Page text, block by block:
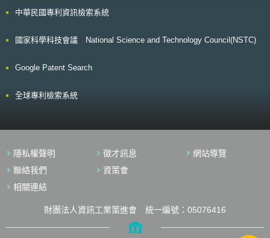
中華民國專利資訊檢索系統
國家科學科技會議 National Science and Technology Council(NSTC)
Google Patent Search
全球專利檢索系統
隱私權聲明 徵才訊息
網站導覽
聯絡我們
資策會
相關連結
財團法人資訊工業策進會 統一編號：05076416